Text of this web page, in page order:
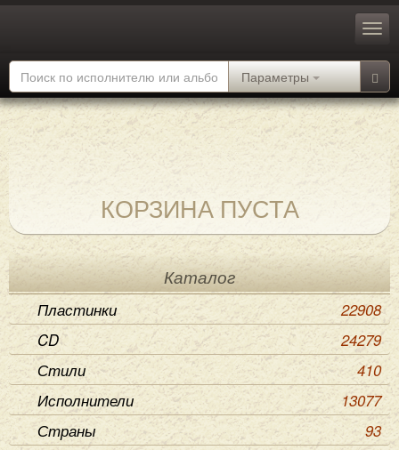
Параметры
КОРЗИНА ПУСТА
Каталог
Пластинки
22908
CD
24279
Стили
410
Исполнители
13077
Страны
93